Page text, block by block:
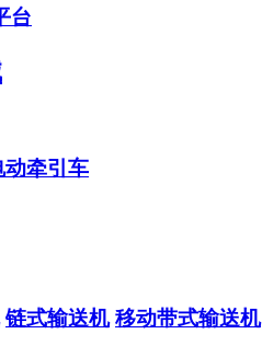
台
动牵引车
链式输送机 移动带式输送机